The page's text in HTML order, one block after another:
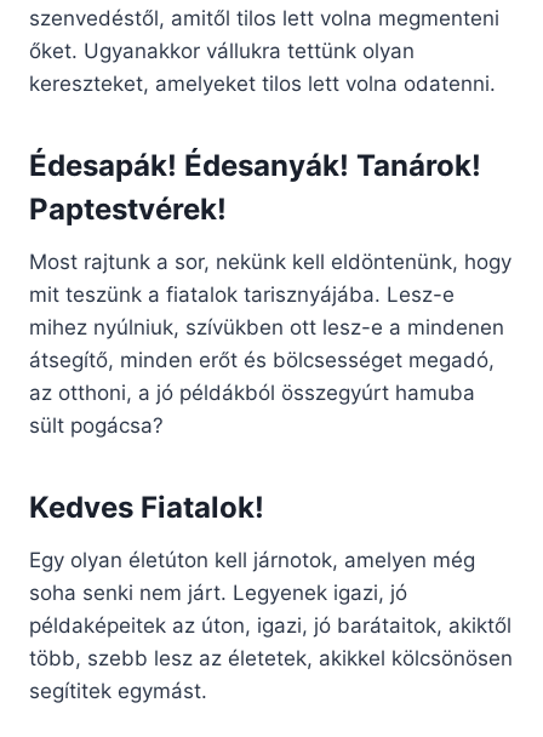
szenvedéstől, amitől tilos lett volna megmenteni
őket. Ugyanakkor vállukra tettünk olyan
kereszteket, amelyeket tilos lett volna odatenni.
Édesapák! Édesanyák! Tanárok!
Paptestvérek!
Most rajtunk a sor, nekünk kell eldöntenünk, hogy
mit teszünk a fiatalok tarisznyájába. Lesz-e
mihez nyúlniuk, szívükben ott lesz-e a mindenen
átsegítő, minden erőt és bölcsességet megadó,
az otthoni, a jó példákból összegyúrt hamuba
sült pogácsa?
Kedves Fiatalok!
Egy olyan életúton kell járnotok, amelyen még
soha senki nem járt. Legyenek igazi, jó
példaképeitek az úton, igazi, jó barátaitok, akiktől
több, szebb lesz az életetek, akikkel kölcsönösen
segítitek egymást.